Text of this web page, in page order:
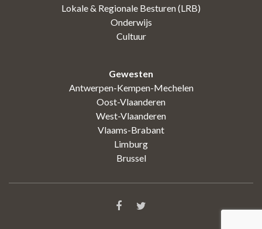
Lokale & Regionale Besturen (LRB)
Onderwijs
Cultuur
Gewesten
Antwerpen-Kempen-Mechelen
Oost-Vlaanderen
West-Vlaanderen
Vlaams-Brabant
Limburg
Brussel